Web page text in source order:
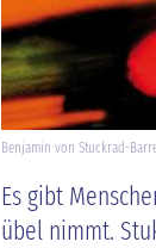
Benjamin von Stuckrad-
Es gibt
übel nimmt.